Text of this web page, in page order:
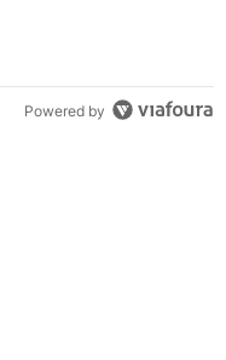
Powered by